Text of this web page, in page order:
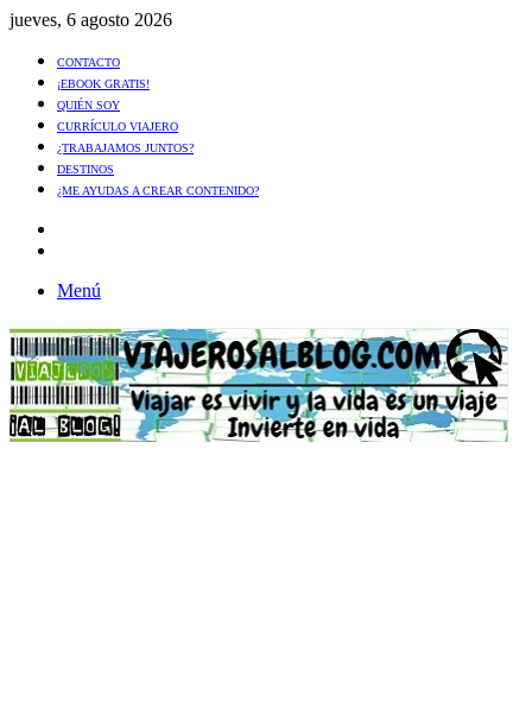
jueves, 6 agosto 2026
CONTACTO
¡EBOOK GRATIS!
QUIÉN SOY
CURRÍCULO VIAJERO
¿TRABAJAMOS JUNTOS?
DESTINOS
¿ME AYUDAS A CREAR CONTENIDO?
Menú